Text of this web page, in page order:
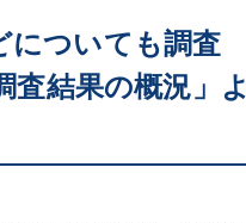
についても調査
査結果の概況」よ